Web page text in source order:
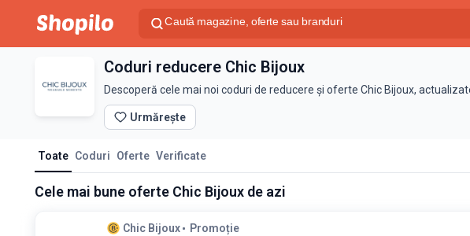
Coduri reducere Chic Bijoux
Descoperă cele mai noi coduri de reducere și oferte Chic Bijoux,
Urmărește
Toate Coduri Oferte Verificate
Cele mai bune oferte Chic Bijoux de azi
Chic Bijoux Promoție